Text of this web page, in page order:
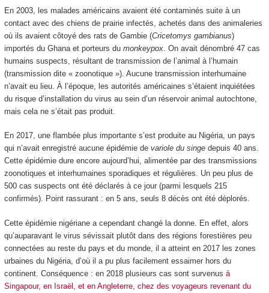
En 2003, les malades américains avaient été contaminés suite à un
contact avec des chiens de prairie infectés, achetés dans des animaleries
où ils avaient côtoyé des rats de Gambie (Cricetomys gambianus)
importés du Ghana et porteurs du monkeypox. On avait dénombré 47 cas
humains suspects, résultant de transmission de l’animal à l’humain
(transmission dite « zoonotique »). Aucune transmission interhumaine
n’avait eu lieu. À l’époque, les autorités américaines s’étaient inquiétées
du risque d’installation du virus au sein d’un réservoir animal autochtone,
mais cela ne s’était pas produit.
En 2017, une flambée plus importante s’est produite au Nigéria, un pays
qui n’avait enregistré aucune épidémie de variole du singedepuis 40 ans.
Cette épidémie dure encore aujourd’hui, alimentée par des transmissions
zoonotiques et interhumaines sporadiques et régulières. Un peu plus de
500 cas suspects ont été déclarés à ce jour (parmi lesquels 215
confirmés). Point rassurant : en 5 ans, seuls 8 décès ont été déplorés.
Cette épidémie nigériane a cependant changé la donne. En effet, alors
qu’auparavant le virus sévissait plutôt dans des régions forestières peu
connectées au reste du pays et du monde, il a atteint en 2017 les zones
urbaines du Nigéria, d’où il a pu plus facilement essaimer hors du
continent. Conséquence : en 2018 plusieurs cas sont survenus à
Singapour, en Israël, et en Angleterre, chez des voyageurs revenant du